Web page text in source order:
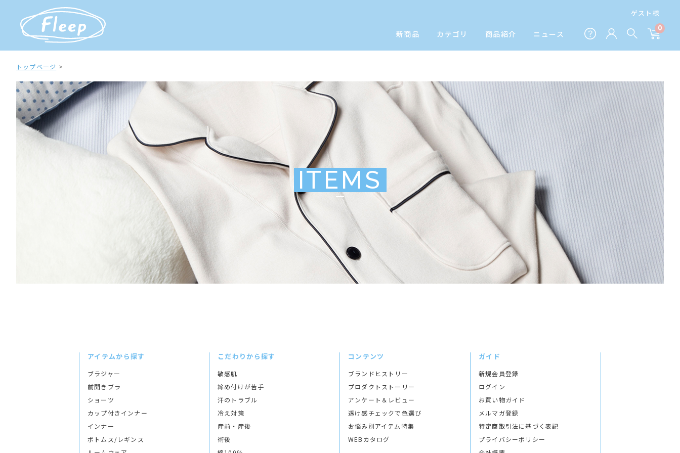
ゲスト様
新商品 カテゴリ 商品紹介 ニュース
0
トップページ
ITEMS
アイテムから探す
ブラジャー
前開きブラ
ショーツ
カップ付きインナー
インナー
ボトムス/レギンス
こだわりから探す
敏感肌
締め付けが苦手
汗のトラブル
冷え対策
産前・産後
術後
コンテンツ
ブランドヒストリー
プロダクトストーリー
アンケート＆レビュー
透け感チェックで色選び
お悩み別アイテム特集
WEBカタログ
ガイド
新規会員登録
ログイン
お買い物ガイド
メルマガ登録
特定商取引法に基づく表記
プライバシーポリシー